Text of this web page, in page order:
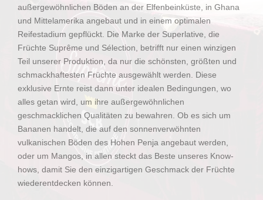
außergewöhnlichen Böden an der Elfenbeinküste, in Ghana
und Mittelamerika angebaut und in einem optimalen
Reifestadium gepflückt. Die Marke der Superlative, die
Früchte Suprême und Sélection, betrifft nur einen winzigen
Teil unserer Produktion, da nur die schönsten, größten und
schmackhaftesten Früchte ausgewählt werden. Diese
exklusive Ernte reist dann unter idealen Bedingungen, wo
alles getan wird, um ihre außergewöhnlichen
geschmacklichen Qualitäten zu bewahren. Ob es sich um
Bananen handelt, die auf den sonnenverwöhnten
vulkanischen Böden des Hohen Penja angebaut werden,
oder um Mangos, in allen steckt das Beste unseres Know-
hows, damit Sie den einzigartigen Geschmack der Früchte
wiederentdecken können.